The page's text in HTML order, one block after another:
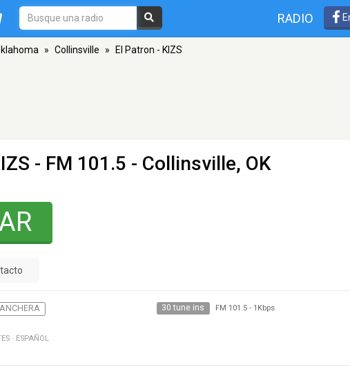
RADIO
» Collinsville » El Patron - KIZS
- FM 101.5 - Collinsville, OK
30 tune ins FM 101.5- 1Kbps
· ESPAÑOL